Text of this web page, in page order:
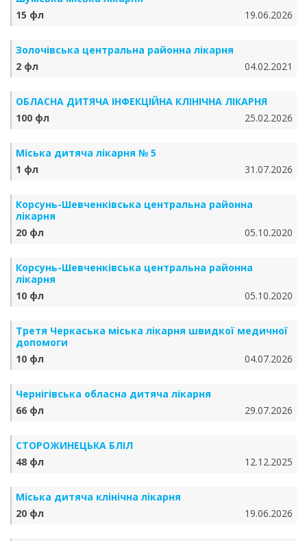
15 фл
19.06.2026
Золочівська центральна районна лікарня
2 фл
04.02.2021
ОБЛАСНА ДИТЯЧА ІНФЕКЦІЙНА КЛІНІЧНА ЛІКАРНЯ
100 фл
25.02.2026
Міська дитяча лікарня № 5
1 фл
31.07.2026
Корсунь-Шевченківська центральна районна
лікарня
20 фл
05.10.2020
Корсунь-Шевченківська центральна районна
лікарня
10 фл
05.10.2020
Третя Черкаська міська лікарня швидкої медичної
допомоги
10 фл
04.07.2026
Чернігівська обласна дитяча лікарня
66 фл
29.07.2026
СТОРОЖИНЕЦЬКА БЛІЛ
48 фл
12.12.2025
Міська дитяча клінічна лікарня
20 фл
19.06.2026